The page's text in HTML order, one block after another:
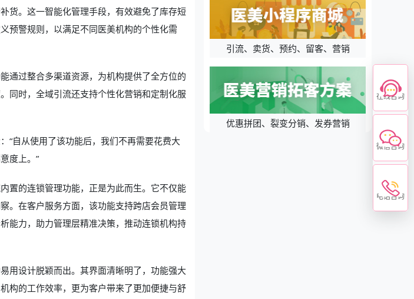
货。这一智能化管理手段，有效避免了库存短
预警规则，以满足不同医美机构的个性化需
通过整合多渠道资源，为机构提供了全方位的
同时，全域引流还支持个性化营销和定制化服
“自从使用了该功能后，我们不再需要花费大
度上。”
置的连锁管理功能，正是为此而生。它不仅能
。在客户服务方面，该功能支持跨店会员管理
能力，助力管理层精准决策，推动连锁机构持
用设计脱颖而出。其界面清晰明了，功能强大
构的工作效率，更为客户带来了更加便捷与舒
引流、卖货、预约、留客、营销
优惠拼团、裂变分销、发券营销
在线咨询
微信咨询
电话咨询